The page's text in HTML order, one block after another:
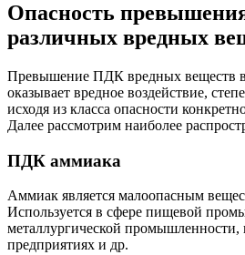
Опасность
различных вредных
Превышение ПДК вредных веществ в
оказывает вредное воздействие,
исходя из класса опасности
Далее рассмотрим наиболее
ПДК аммиака
Аммиак является малоопасным
Используется в сфере пищевой
металлургической промышленности,
предприятиях и др.